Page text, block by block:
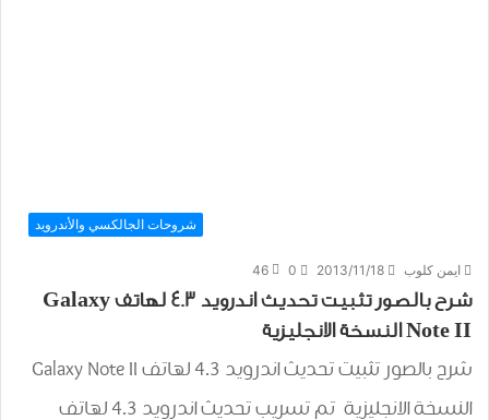
شروحات الجالكسي والأندرويد
ايمن كلوب 2013/11/18
0
46
شرح بالصور تثبيت تحديث اندرويد 4.3 لهاتف Galaxy
Note II النسخة الانجليزية
شرح بالصور تثبيت تحديث اندرويد 4.3 لهاتف Galaxy Note II
النسخة الانجليزية تم تسريب تحديث اندرويد 4.3 لهاتف